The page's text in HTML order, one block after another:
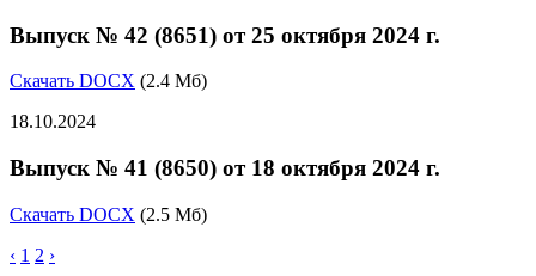
Выпуск № 42 (8651) от 25 октября 2024 г.
Скачать DOCX (2.4 Мб)
18.10.2024
Выпуск № 41 (8650) от 18 октября 2024 г.
Скачать DOCX (2.5 Мб)
‹ 1 2 ›